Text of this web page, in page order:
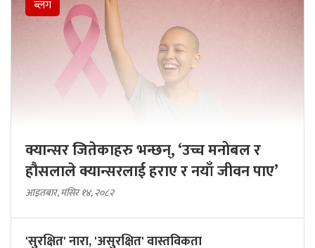
ब्लग
क्यान्सर जितेकाहरु भन्छन्, ‘उच्च मनोबल र
हौसलाले क्यान्सरलाई हराए र नयाँ जीवन पाए’
आइतबार, मंसिर १४, २०८२
'सुरक्षित' नारा, 'असुरक्षित' वास्तविकता